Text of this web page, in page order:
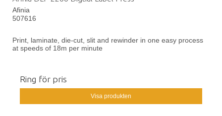
Afinia
507616
Print, laminate, die-cut, slit and rewinder in one easy process
at speeds of 18m per minute
Ring för pris
Visa produkten